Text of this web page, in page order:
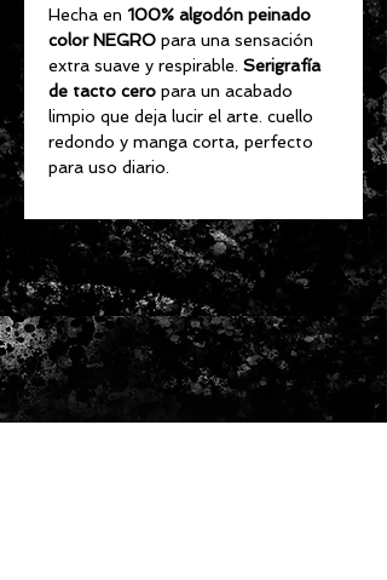
Hecha en 100% algodón peinado
color NEGRO para una sensación
extra suave y respirable. Serigrafía
de tacto cero para un acabado
limpio que deja lucir el arte. cuello
redondo y manga corta, perfecto
para uso diario.